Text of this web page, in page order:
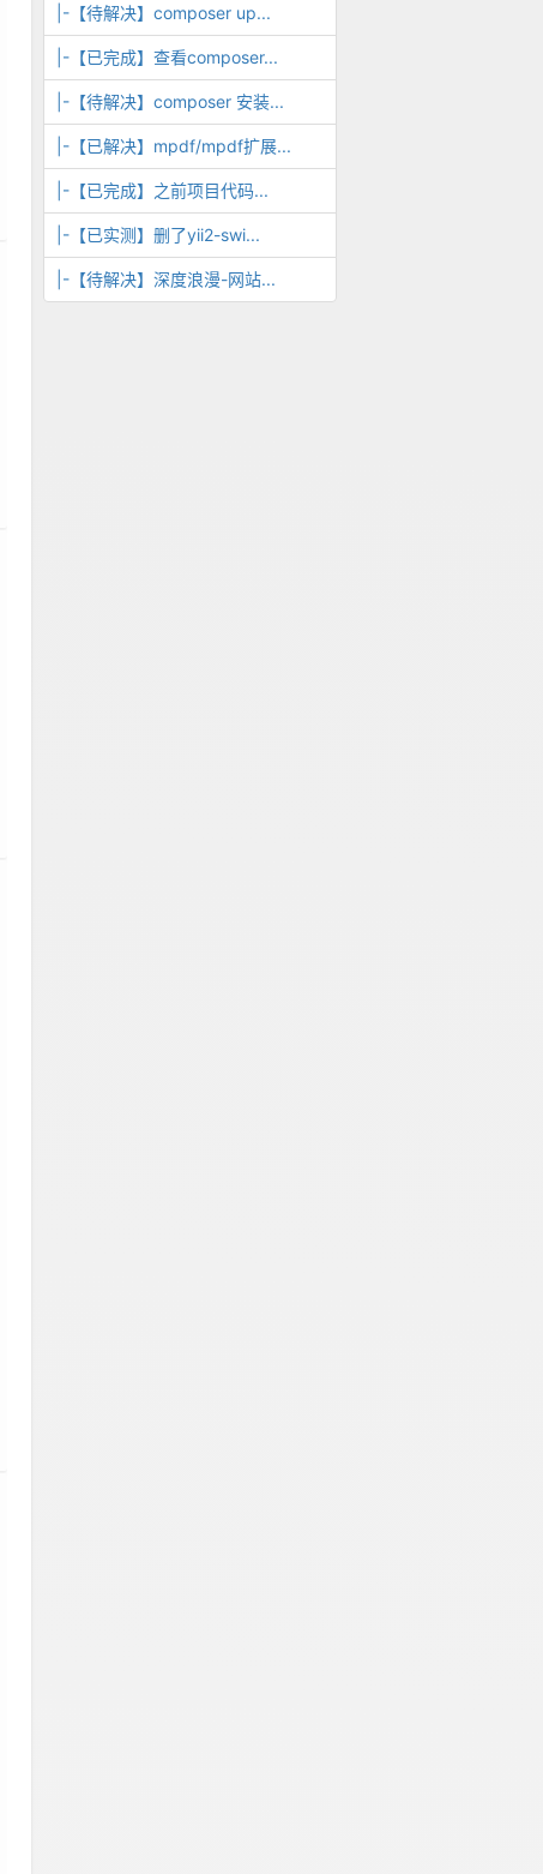
|-【待解决】composer up...
|-【已完成】查看composer...
|-【待解决】composer 安装...
|-【已解决】mpdf/mpdf扩展...
|-【已完成】之前项目代码...
|-【已实测】删了yii2-swi...
|-【待解决】深度浪漫-网站...